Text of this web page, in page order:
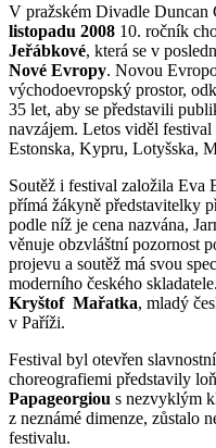
V pražském Divadle Duncan
listopadu 2008 10. ročník
Jeřábkové, která se v
Nové Evropy. Novou
východoevropský prostor,
35 let, aby se představili
navzájem. Letos viděl
Estonska, Kypru, Lotyšska,
Soutěž i festival založila Eva
přímá žákyně představitelky
podle níž je cena nazvána,
věnuje obzvláštní pozornost
projevu a soutěž má svou
moderního českého
Kryštof Mařatka, mladý
v Paříži.
Festival byl otevřen
choreografiemi představily
Papageorgiou s nezvyklým
z neznámé dimenze, zůstalo
festivalu.